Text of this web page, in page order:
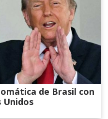
de Brasil con
Unidos